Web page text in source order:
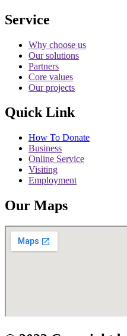
Service
Why choose us
Our solutions
Partners
Core values
Our projects
Quick Link
How To Donate
Business
Online Service
Visiting
Employment
Our Maps